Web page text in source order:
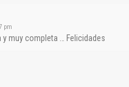
pm
y muy completa … Felicidades